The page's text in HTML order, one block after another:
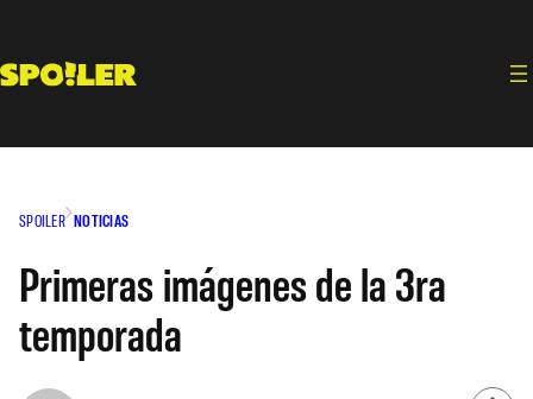
contenido
SPOILER NOTICIAS
Primeras imágenes de la 3ra
temporada